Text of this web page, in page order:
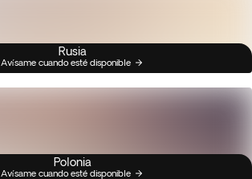
Rusia
Avísame cuando esté disponible
Polonia
Avísame cuando esté disponible